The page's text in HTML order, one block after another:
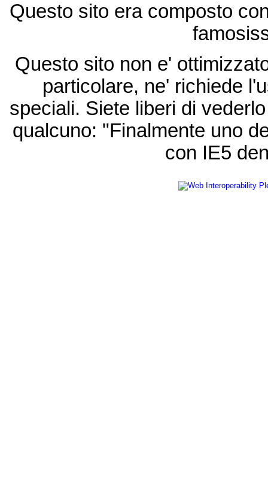
Questo sito era composto
Questo sito non e'
particolare, ne' richiede
speciali. Siete liberi di
qualcuno: "Finalmente uno
con IE5